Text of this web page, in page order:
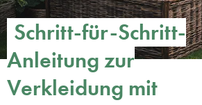
Schritt-für-Schritt-
Anleitung zur
Verkleidung mit